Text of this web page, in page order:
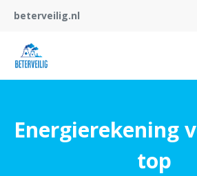
beterveilig.nl
Energierekening
top